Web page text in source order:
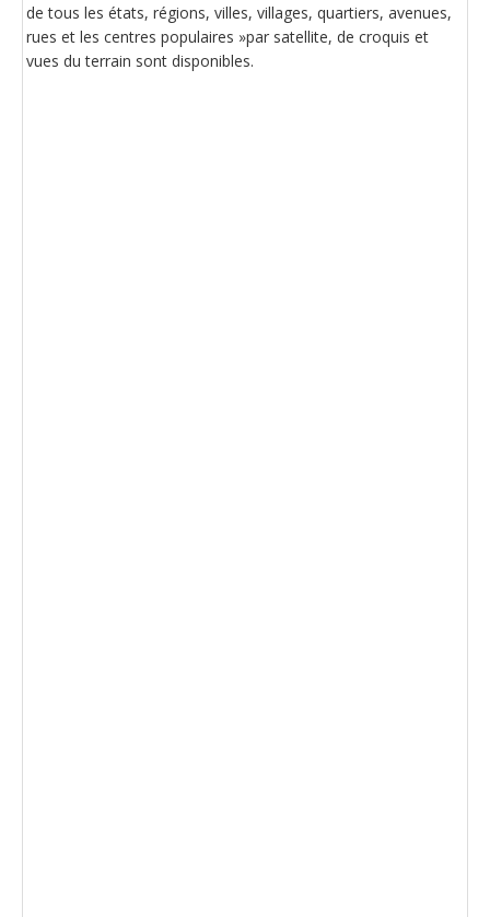
de tous les états, régions, villes, villages, quartiers, avenues,
rues et les centres populaires »par satellite, de croquis et
vues du terrain sont disponibles.